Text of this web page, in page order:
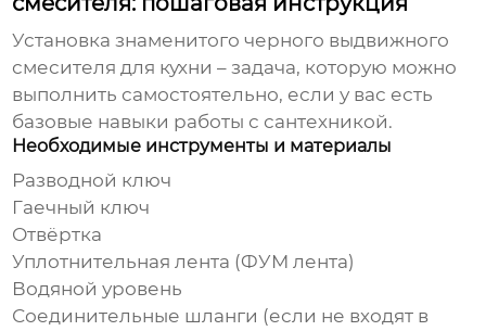
Установказнаменитого черного выдвижного
смесителя для кухни – задача, которую можно
выполнить самостоятельно, если у вас есть
базовые навыки работы с сантехникой.
Необходимые инструменты и материалы
Разводной ключ
Гаечный ключ
Отвёртка
Уплотнительная лента (ФУМ лента)
Водяной уровень
Соединительные шланги (если не входят в